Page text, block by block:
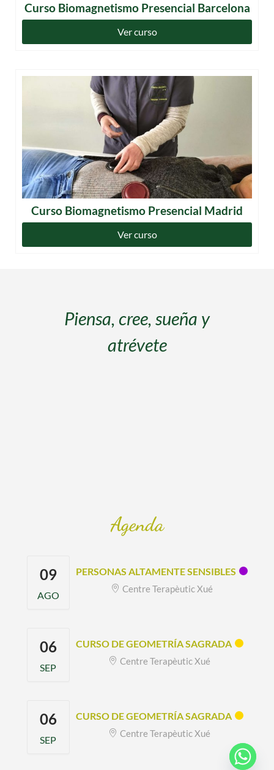
Curso Biomagnetismo Presencial Barcelona
Ver curso
Curso Biomagnetismo Presencial Madrid
Ver curso
Piensa, cree, sueña y
atrévete
Agenda
09
AGO
PERSONAS ALTAMENTE SENSIBLES
Centre Terapèutic Xué
06
SEP
CURSO DE GEOMETRÍA SAGRADA
Centre Terapèutic Xué
06
SEP
CURSO DE GEOMETRÍA SAGRADA
Centre Terapèutic Xué